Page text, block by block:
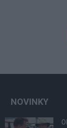
NOVINKY